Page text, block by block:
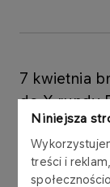
Niniejsza
treści i
7 kwietnia
do X rundy
accelerator.
Aktualnie